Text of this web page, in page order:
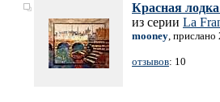
Красная
из серии La
mooney,
отзывов: 10